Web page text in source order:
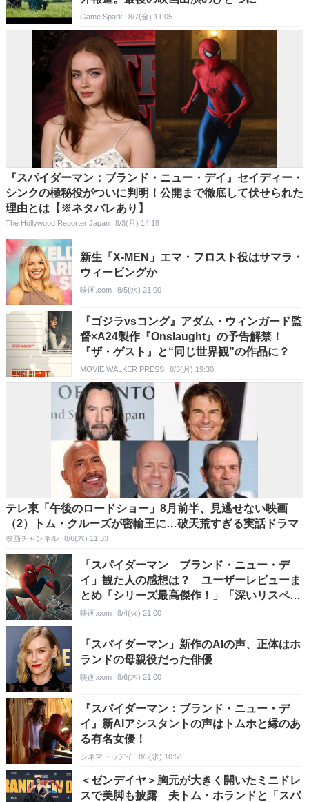
Game Spark 8/7(金) 11:05
『スパイダーマン：ブランド・ニュー・デイ』セイディー・
シンクの極秘役がついに判明！公開まで徹底して伏せられた
理由とは【※ネタバレあり】
The Hollywood Reporter Japan 8/3(月) 14:18
新生「X-MEN」エマ・フロスト役はサマラ・
ウィービングか
映画.com 8/5(水) 21:00
『ゴジラvsコング』アダム・ウィンガード監
督×A24製作『Onslaught』の予告解禁！
『ザ・ゲスト』と“同じ世界観”の作品に？
MOVIE WALKER PRESS 8/3(月) 19:30
テレ東「午後のロードショー」8月前半、見逃せない映画
（2）トム・クルーズが密輸王に…破天荒すぎる実話ドラマ
映画チャンネル 8/6(木) 11:33
「スパイダーマン ブランド・ニュー・デ
イ」観た人の感想は？ ユーザーレビューま
とめ「シリーズ最高傑作！」「深いリスペク
トと愛」「ピーター・パーカーを体現」
映画.com 8/4(火) 21:00
「スパイダーマン」新作のAIの声、正体はホ
ランドの母親役だった俳優
映画.com 8/6(木) 21:00
『スパイダーマン：ブランド・ニュー・デ
イ』新AIアシスタントの声はトムホと縁のあ
る有名女優！
シネマトゥデイ 8/5(水) 10:51
＜ゼンデイヤ＞胸元が大きく開いたミニドレ
スで美脚も披露 夫トム・ホランドと「スパ